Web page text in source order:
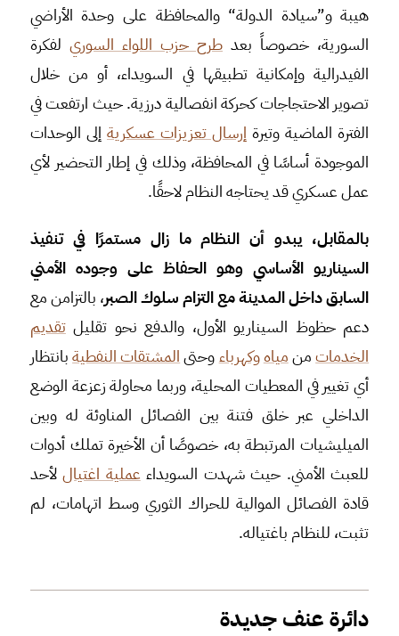
هيبة و”سيادة الدولة“ والمحافظة على وحدة الأراضي
السورية، خصوصاً بعد طرح حزب اللواء السوري لفكرة
الفيدرالية وإمكانية تطبيقها في السويداء، أو من خلال
تصوير الاحتجاجات كحركة انفصالية درزية. حيث ارتفعت في
الفترة الماضية وتيرة إرسال تعزيزات عسكرية إلى الوحدات
الموجودة أساسًا في المحافظة، وذلك في إطار التحضير لأي
عمل عسكري قد يحتاجه النظام لاحقًا.
بالمقابل، يبدو أن النظام ما زال مستمرًا في تنفيذ
السيناريو الأساسي وهو الحفاظ على وجوده الأمني
السابق داخل المدينة مع التزام سلوك الصبر، بالتزامن مع
دعم حظوظ السيناريو الأول، والدفع نحو تقليل تقديم
الخدماتمنمياهوكهرباءوحتى المشتقات النفطيةبانتظار
أي تغيير في المعطيات المحلية، وربما محاولة زعزعة الوضع
الداخلي عبر خلق فتنة بين الفصائل المناوئة له وبين
الميليشيات المرتبطة به، خصوصًا أن الأخيرة تملك أدوات
للعبث الأمني. حيث شهدت السويداء عملية اغتيال لأحد
قادة الفصائل الموالية للحراك الثوري وسط اتهامات، لم
تثبت، للنظام باغتياله.
دائرة عنف جديدة